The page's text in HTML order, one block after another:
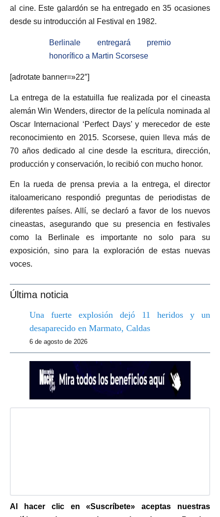
al cine. Este galardón se ha entregado en 35 ocasiones
desde su introducción al Festival en 1982.
Berlinale entregará premio
honorífico a Martin Scorsese
[adrotate banner=»22″]
La entrega de la estatuilla fue realizada por el cineasta
alemán Win Wenders, director de la película nominada al
Oscar Internacional ‘Perfect Days’ y merecedor de este
reconocimiento en 2015. Scorsese, quien lleva más de
70 años dedicado al cine desde la escritura, dirección,
producción y conservación, lo recibió con mucho honor.
En la rueda de prensa previa a la entrega, el director
italoamericano respondió preguntas de periodistas de
diferentes países. Allí, se declaró a favor de los nuevos
cineastas, asegurando que su presencia en festivales
como la Berlinale es importante no solo para su
exposición, sino para la exploración de estas nuevas
voces.
Última noticia
Una fuerte explosión dejó 11 heridos y un
desaparecido en Marmato, Caldas
6 de agosto de 2026
Al hacer clic en «Suscríbete» aceptas nuestras